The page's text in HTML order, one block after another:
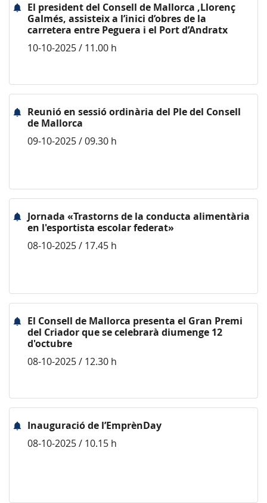
El president del Consell de Mallorca ,Llorenç
Galmés, assisteix a l’inici d’obres de la
carretera entre Peguera i el Port d’Andratx
10-10-2025 / 11.00 h
Reunió en sessió ordinària del Ple del Consell
de Mallorca
09-10-2025 / 09.30 h
Jornada «Trastorns de la conducta alimentària
en l'esportista escolar federat»
08-10-2025 / 17.45 h
El Consell de Mallorca presenta el Gran Premi
del Criador que se celebrarà diumenge 12
d'octubre
08-10-2025 / 12.30 h
Inauguració de l’EmprènDay
08-10-2025 / 10.15 h